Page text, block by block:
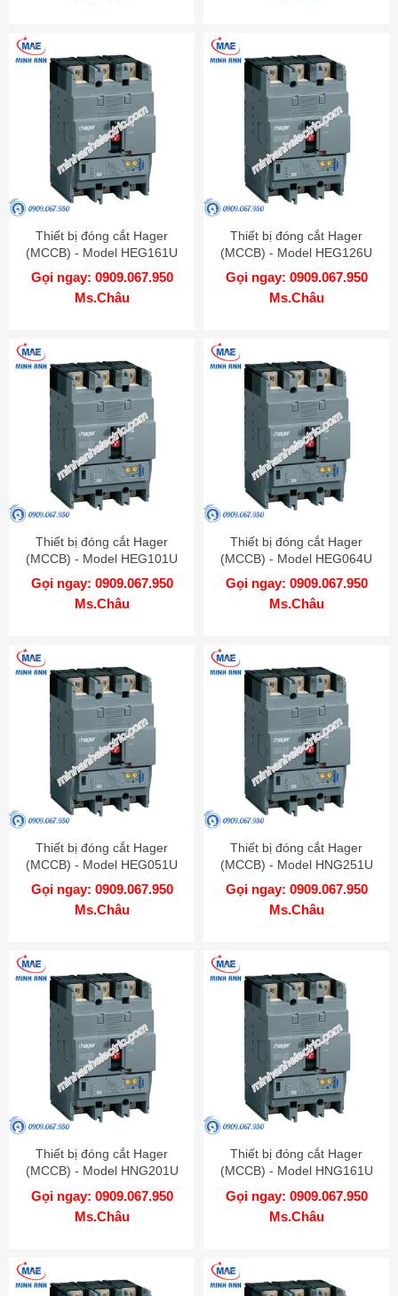
Thiết bị đóng cắt Hager
(MCCB) - Model HEG161U
Gọi ngay: 0909.067.950
Ms.Châu
Thiết bị đóng cắt Hager
(MCCB) - Model HEG126U
Gọi ngay: 0909.067.950
Ms.Châu
Thiết bị đóng cắt Hager
(MCCB) - Model HEG101U
Gọi ngay: 0909.067.950
Ms.Châu
Thiết bị đóng cắt Hager
(MCCB) - Model HEG064U
Gọi ngay: 0909.067.950
Ms.Châu
Thiết bị đóng cắt Hager
(MCCB) - Model HEG051U
Gọi ngay: 0909.067.950
Ms.Châu
Thiết bị đóng cắt Hager
(MCCB) - Model HNG251U
Gọi ngay: 0909.067.950
Ms.Châu
Thiết bị đóng cắt Hager
(MCCB) - Model HNG201U
Gọi ngay: 0909.067.950
Ms.Châu
Thiết bị đóng cắt Hager
(MCCB) - Model HNG161U
Gọi ngay: 0909.067.950
Ms.Châu